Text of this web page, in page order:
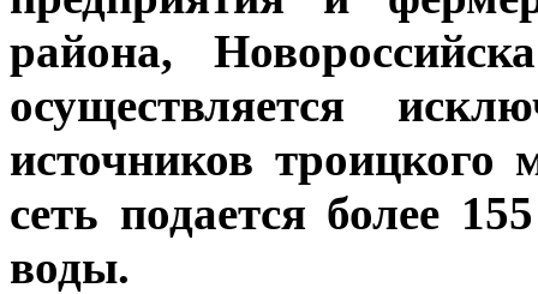
района,
осуществляется
источников троицкого
сеть подается более
воды.